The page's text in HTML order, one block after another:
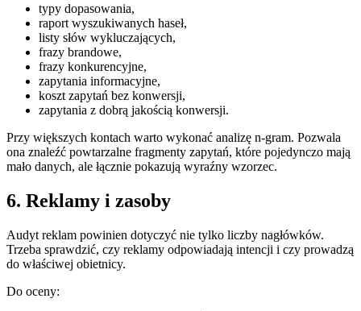
typy dopasowania,
raport wyszukiwanych haseł,
listy słów wykluczających,
frazy brandowe,
frazy konkurencyjne,
zapytania informacyjne,
koszt zapytań bez konwersji,
zapytania z dobrą jakością konwersji.
Przy większych kontach warto wykonać analizę n-gram. Pozwala
ona znaleźć powtarzalne fragmenty zapytań, które pojedynczo mają
mało danych, ale łącznie pokazują wyraźny wzorzec.
6. Reklamy i zasoby
Audyt reklam powinien dotyczyć nie tylko liczby nagłówków.
Trzeba sprawdzić, czy reklamy odpowiadają intencji i czy prowadzą
do właściwej obietnicy.
Do oceny: